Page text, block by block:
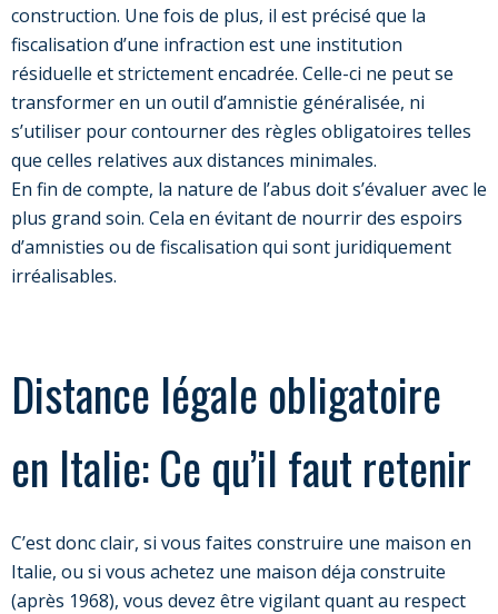
construction. Une fois de plus, il est précisé que la
fiscalisation d’une infraction est une institution
résiduelle et strictement encadrée. Celle-ci ne peut se
transformer en un outil d’amnistie généralisée, ni
s’utiliser pour contourner des règles obligatoires telles
que celles relatives aux distances minimales.
En fin de compte, la nature de l’abus doit s’évaluer avec le
plus grand soin. Cela en évitant de nourrir des espoirs
d’amnisties ou de fiscalisation qui sont juridiquement
irréalisables.
Distance légale obligatoire
en Italie: Ce qu’il faut retenir
C’est donc clair, si vous faites construire une maison en
Italie, ou si vous achetez une maison déja construite
(après 1968), vous devez être vigilant quant au respect